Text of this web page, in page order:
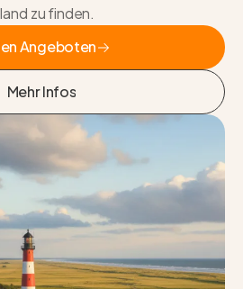
zu finden.
Angeboten
Mehr Infos